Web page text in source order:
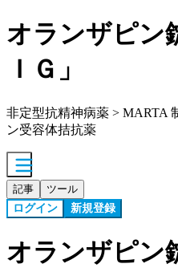
オランザピン
ＩＧ」
非定型抗精神病薬 > MARTA
ン受容体拮抗薬
記事 ツール
ログイン 新規登録
オランザピン